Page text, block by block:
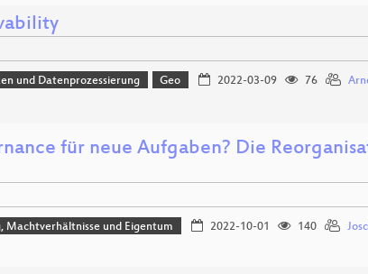
und Datenprozessierung Geo 2022-03-09 76
für neue Aufgaben? Die
Machtverhältnisse und Eigentum 2022-10-01 140